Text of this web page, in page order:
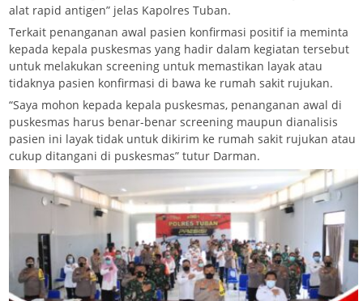
alat rapid antigen” jelas Kapolres Tuban.
Terkait penanganan awal pasien konfirmasi positif ia meminta
kepada kepala puskesmas yang hadir dalam kegiatan tersebut
untuk melakukan screening untuk memastikan layak atau
tidaknya pasien konfirmasi di bawa ke rumah sakit rujukan.
“Saya mohon kepada kepala puskesmas, penanganan awal di
puskesmas harus benar-benar screening maupun dianalisis
pasien ini layak tidak untuk dikirim ke rumah sakit rujukan atau
cukup ditangani di puskesmas” tutur Darman.